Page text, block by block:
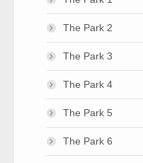
The Park 2
The Park 3
The Park 4
The Park 5
The Park 6